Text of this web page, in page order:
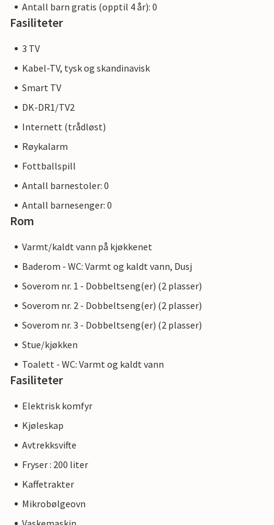
Antall barn gratis (opptil 4 år): 0
Fasiliteter
3 TV
Kabel-TV, tysk og skandinavisk
Smart TV
DK-DR1/TV2
Internett (trådløst)
Røykalarm
Fottballspill
Antall barnestoler: 0
Antall barnesenger: 0
Rom
Varmt/kaldt vann på kjøkkenet
Baderom - WC: Varmt og kaldt vann, Dusj
Soverom nr. 1 - Dobbeltseng(er) (2 plasser)
Soverom nr. 2 - Dobbeltseng(er) (2 plasser)
Soverom nr. 3 - Dobbeltseng(er) (2 plasser)
Stue/kjøkken
Toalett - WC: Varmt og kaldt vann
Fasiliteter
Elektrisk komfyr
Kjøleskap
Avtrekksvifte
Fryser : 200 liter
Kaffetrakter
Mikrobølgeovn